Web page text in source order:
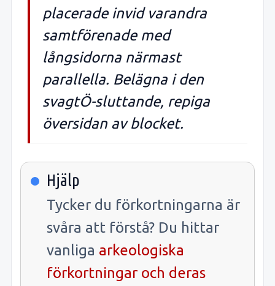
placerade invid varandra
samtförenade med
långsidorna närmast
parallella. Belägna i den
svagtÖ-sluttande, repiga
översidan av blocket.
Hjälp
Tycker du förkortningarna är
svåra att förstå? Du hittar
vanliga arkeologiska
förkortningar och deras